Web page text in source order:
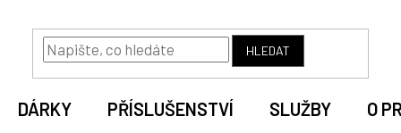
HLEDAT
DÁRKY PŘÍSLUŠENSTVÍ SLUŽBY O